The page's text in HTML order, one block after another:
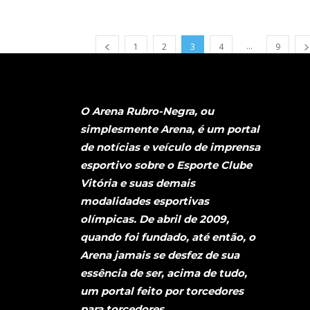
1 2 3 4 ... 9
O Arena Rubro-Negra, ou
simplesmente Arena, é um portal
de notícias e veículo de imprensa
esportivo sobre o Esporte Clube
Vitória e suas demais
modalidades esportivas
olímpicas. De abril de 2009,
quando foi fundado, até então, o
Arena jamais se desfez de sua
essência de ser, acima de tudo,
um portal feito por torcedores